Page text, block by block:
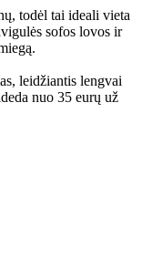
todėl tai ideali vieta
sofos lovos ir
leidžiantis lengvai
nuo 35 eurų už